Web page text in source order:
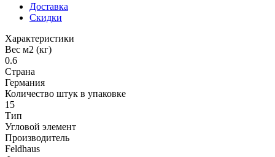
Доставка
Скидки
Характеристики
Вес м2 (кг)
0.6
Страна
Германия
Количество штук в упаковке
15
Тип
Угловой элемент
Производитель
Feldhaus